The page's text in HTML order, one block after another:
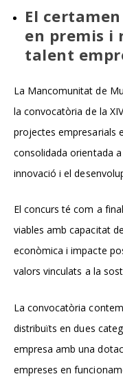
El
en premis i
talent
La Mancomunitat de
la convocatòria de la
projectes empresarials
consolidada orientada
innovació i el
El concurs té com a
viables amb capacitat
econòmica i impacte
valors vinculats a la
La convocatòria
distribuïts en dues
empresa amb una
empreses en